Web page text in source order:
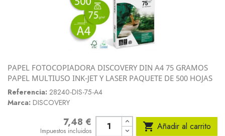
PAPEL FOTOCOPIADORA DISCOVERY DIN A4 75 GRAMOS
PAPEL MULTIUSO INK-JET Y LASER PAQUETE DE 500 HOJAS
Referencia: 28240-DIS-75-A4
Marca: DISCOVERY
7,48 €
Impuestos incluidos  Añadir al carrito